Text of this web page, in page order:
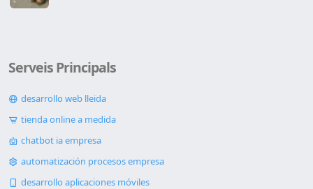
Serveis Principals
desarrollo web lleida
tienda online a medida
chatbot ia empresa
automatización procesos empresa
desarrollo aplicaciones móviles